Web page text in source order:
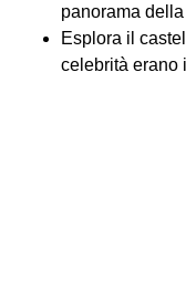
panorama della
Esplora il
celebrità erano